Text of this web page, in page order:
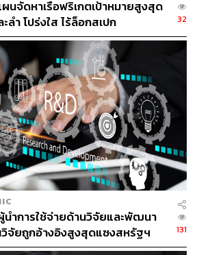
intelligence - AI)
กระทรวงการคลัง หนี้ครัวเรือน
บริหารหนี้สาธารณะ
126
นจัดหาเรือฟริเกตเป้าหมายสูงสุด
ำ โปร่งใส ไร้ล็อกสเปก
32
ำการใช้จ่ายด้านวิจัยและพัฒนา
จัยถูกอ้างอิงสูงสุดแซงสหรัฐฯ
131